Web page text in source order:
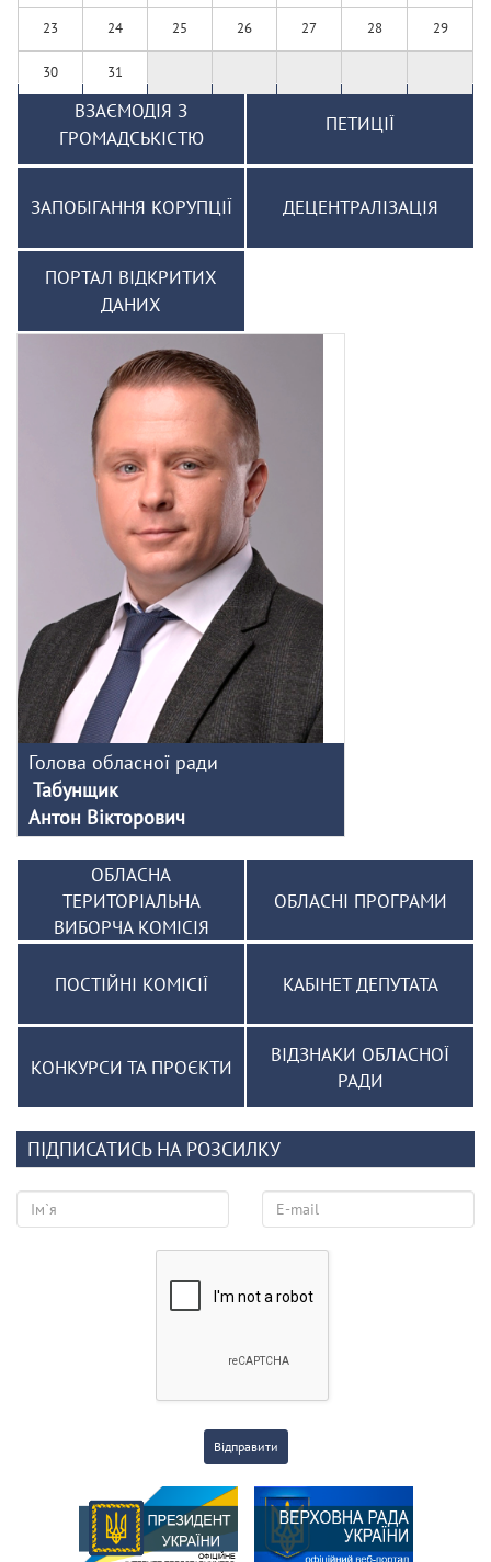
23 24 25 26 27 28 29
30 31
ВЗАЄМОДІЯ З
ГРОМАДСЬКІСТЮ
ПЕТИЦІЇ
ЗАПОБІГАННЯ КОРУПЦІЇ ДЕЦЕНТРАЛІЗАЦІЯ
ПОРТАЛ ВІДКРИТИХ
ДАНИХ
Голова обласної ради
Табунщик
Антон Вікторович
ОБЛАСНА
ТЕРИТОРІАЛЬНА
ВИБОРЧА КОМІСІЯ
ОБЛАСНІ ПРОГРАМИ
ПОСТІЙНІ КОМІСІЇ КАБІНЕТ ДЕПУТАТА
КОНКУРСИ ТА ПРОЄКТИ
ВІДЗНАКИ ОБЛАСНОЇ
РАДИ
ПІДПИСАТИСЬ НА РОЗСИЛКУ
Відправити